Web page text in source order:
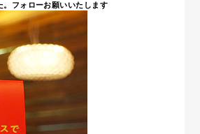
フォローお願いいたします